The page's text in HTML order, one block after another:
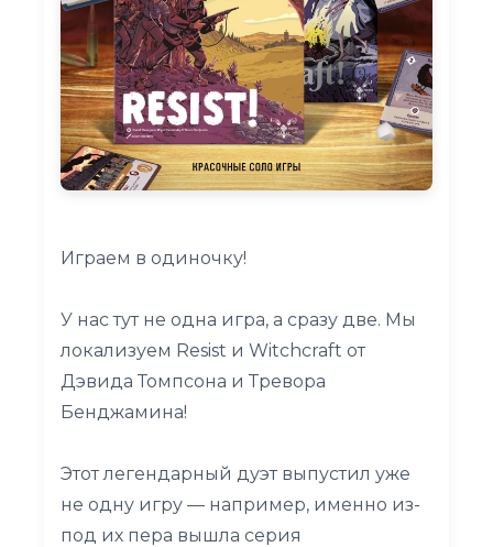
Играем в одиночку!
У нас тут не одна игра, а сразу две. Мы
локализуем Resist и Witchcraft от
Дэвида Томпсона и Тревора
Бенджамина!
Этот легендарный дуэт выпустил уже
не одну игру — например, именно из-
под их пера вышла серия